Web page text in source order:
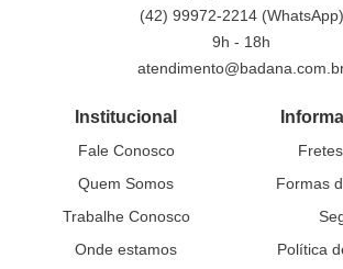
(42) 99972-2214 (WhatsApp)
9h - 18h
Institucional
Fale Conosco
Quem Somos
Trabalhe Conosco
Onde estamos
Formas
Política